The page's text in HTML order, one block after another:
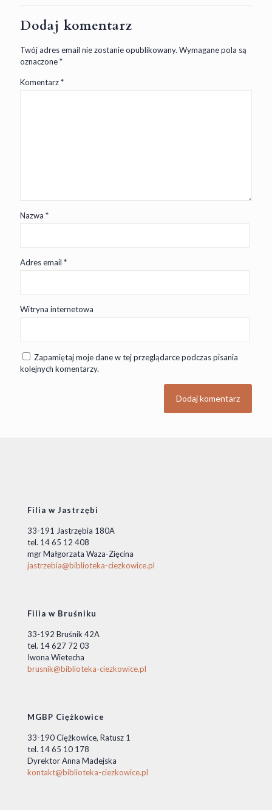
Dodaj komentarz
Twój adres email nie zostanie opublikowany. Wymagane pola są
oznaczone*
Komentarz*
Nazwa *
Adres email *
Witryna internetowa
Zapamiętaj moje dane w tej przeglądarce podczas pisania
kolejnych komentarzy.
Filia w Jastrzębi
33-191 Jastrzębia 180A
tel. 14 65 12 408
mgr Małgorzata Waza-Zięcina
jastrzebia@biblioteka-ciezkowice.pl
Filia w Bruśniku
33-192 Bruśnik 42A
tel. 14 627 72 03
Iwona Wietecha
brusnik@biblioteka-ciezkowice.pl
MGBP Ciężkowice
33-190 Ciężkowice, Ratusz 1
tel. 14 65 10 178
Dyrektor Anna Madejska
kontakt@biblioteka-ciezkowice.pl